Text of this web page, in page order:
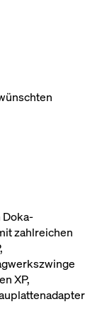
Doka-
zahlreichen
XP,